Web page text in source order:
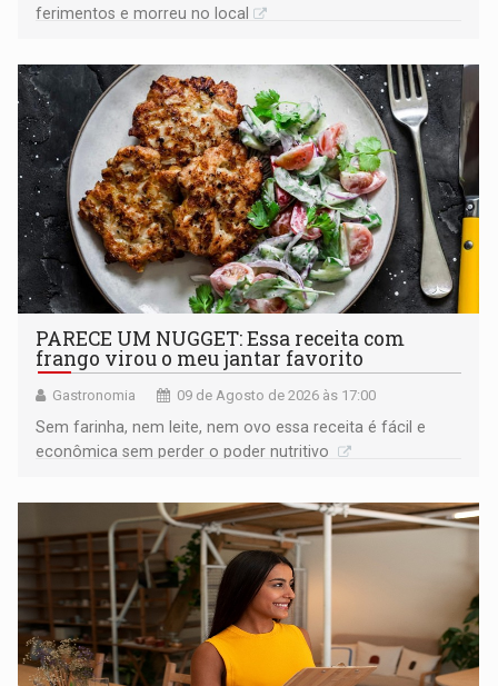
ferimentos e morreu no local
PARECE UM NUGGET: Essa receita com
frango virou o meu jantar favorito
Gastronomia 09 de Agosto de 2026 às 17:00
Sem farinha, nem leite, nem ovo essa receita é fácil e
econômica sem perder o poder nutritivo